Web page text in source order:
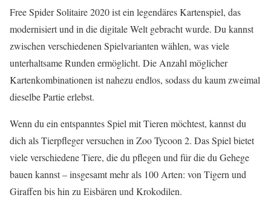
Free Spider Solitaire 2020ist ein legendäres Kartenspiel, das
modernisiert und in die digitale Welt gebracht wurde. Du kannst
zwischen verschiedenen Spielvarianten wählen, was viele
unterhaltsame Runden ermöglicht. Die Anzahl möglicher
Kartenkombinationen ist nahezu endlos, sodass du kaum zweimal
dieselbe Partie erlebst.
Wenn du ein entspanntes Spiel mit Tieren möchtest, kannst du
dich als Tierpfleger versuchen in Zoo Tycoon 2. Das Spiel bietet
viele verschiedene Tiere, die du pflegen und für die du Gehege
bauen kannst – insgesamt mehr als 100 Arten: von Tigern und
Giraffen bis hin zu Eisbären und Krokodilen.